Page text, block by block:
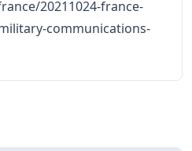
20211024-france-
communications-